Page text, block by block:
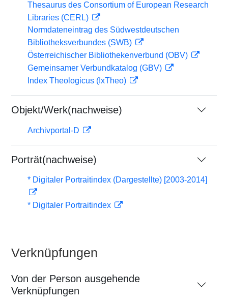
Thesaurus des Consortium of European Research
Libraries (CERL)
Normdateneintrag des Südwestdeutschen
Bibliotheksverbundes (SWB)
Österreichischer Bibliothekenverbund (OBV)
Gemeinsamer Verbundkatalog (GBV)
Index Theologicus (IxTheo)
Objekt/Werk(nachweise)
Archivportal-D
Porträt(nachweise)
* Digitaler Portraitindex (Dargestellte) [2003-2014]
* Digitaler Portraitindex
Verknüpfungen
Von der Person ausgehende
Verknüpfungen